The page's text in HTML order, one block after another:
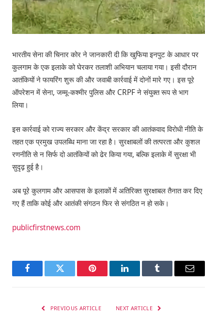
भारतीय सेना की चिनार कोर ने जानकारी दी कि खुफिया इनपुट के आधार पर
कुलगाम के एक इलाके को घेरकर तलाशी अभियान चलाया गया। इसी दौरान
आतंकियों ने फायरिंग शुरू की और जवाबी कार्रवाई में दोनों मारे गए। इस पूरे
ऑपरेशन में सेना, जम्मू-कश्मीर पुलिस और CRPF ने संयुक्त रूप से भाग
लिया।
इस कार्रवाई को राज्य सरकार और केंद्र सरकार की आतंकवाद विरोधी नीति के
तहत एक प्रमुख उपलब्धि माना जा रहा है। सुरक्षाबलों की तत्परता और कुशल
रणनीति से न सिर्फ दो आतंकियों को ढेर किया गया, बल्कि इलाके में सुरक्षा भी
सुदृढ़ हुई है।
अब पूरे कुलगाम और आसपास के इलाकों में अतिरिक्त सुरक्षाबल तैनात कर दिए
गए हैं ताकि कोई और आतंकी संगठन फिर से संगठित न हो सके।
publicfirstnews.com
FacebookTwitter Pinterest LinkedInTumblr Email
PREVIOUS ARTICLE NEXT ARTICLE